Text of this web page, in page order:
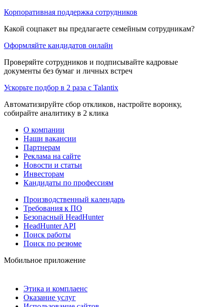
Корпоративная поддержка сотрудников
Какой соцпакет вы предлагаете семейным сотрудникам?
Оформляйте кандидатов онлайн
Проверяйте сотрудников и подписывайте кадровые
документы без бумаг и личных встреч
Ускорьте подбор в 2 раза с Talantix
Автоматизируйте сбор откликов, настройте воронку,
собирайте аналитику в 2 клика
О компании
Наши вакансии
Партнерам
Реклама на сайте
Новости и статьи
Инвесторам
Кандидаты по профессиям
Производственный календарь
Требования к ПО
Безопасный HeadHunter
HeadHunter API
Поиск работы
Поиск по резюме
Мобильное приложение
Этика и комплаенс
Оказание услуг